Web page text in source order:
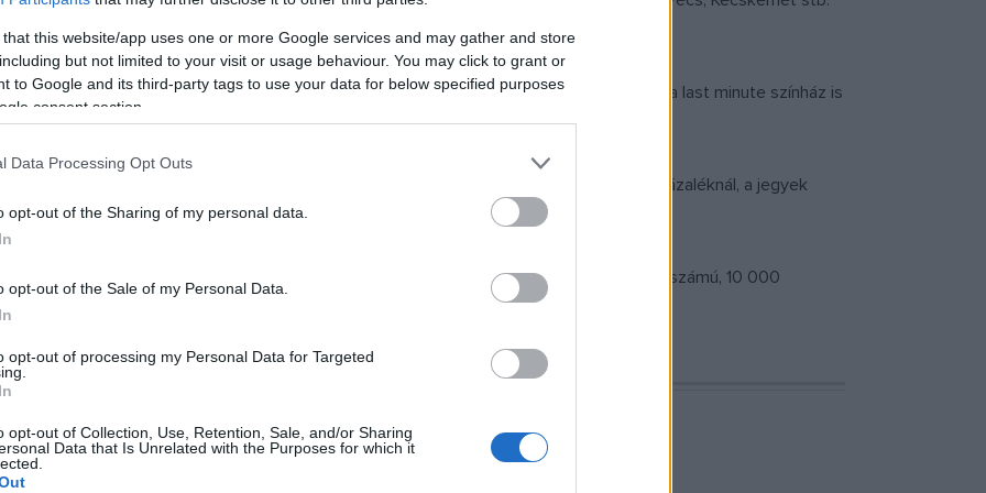
that this website/app uses one or more Google services and may gather and store
but not limited to your visit or usage behaviour. You may click to grant or
to Google and its third-party tags to use your data for below specified purposes
consent section.
Data Processing Opt Outs
opt-out of the Sharing of my personal data.
opt-out of the Sale of my Personal Data.
opt-out of processing my Personal Data for Targeted
opt-out of Collection, Use, Retention, Sale, and/or Sharing
Data that Is Unrelated with the Purposes for which it
a fővárosban történik.
a vásárlók negyedének nem jelent gondot, ha csak egy jegyet vesznek, ám jellemzően a last minute színház is
mértékben emelkedett az elmúlt tíz évben, hisz míg a KSH szerint ez alig több húsz százaléknál, a jegyek
minute jegy még féláron is több mint 2500 forint.
a spontán színházba járók kedve is megjött: idén decemberben eddig rekordszámú, 10 000